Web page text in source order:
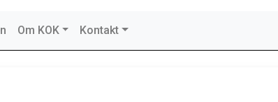
Om KOK Kontakt